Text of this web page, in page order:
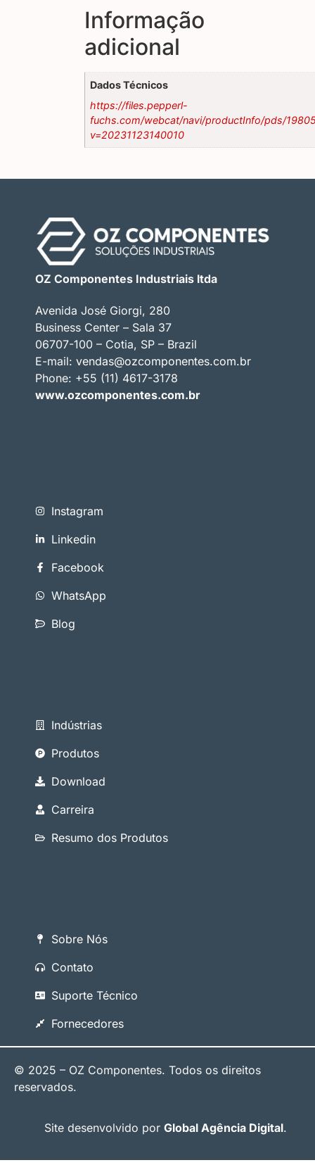
Informação
adicional
Dados Técnicos
https://files.pepperl-
fuchs.com/webcat/navi/productInfo/pds/
v=20231123140010
OZ Componentes Industriais ltda
Avenida José Giorgi, 280
Business Center – Sala 37
06707-100 – Cotia, SP – Brazil
E-mail: vendas@ozcomponentes.com.br
Phone: +55 (11) 4617-3178
www.ozcomponentes.com.br
Instagram
Linkedin
Facebook
WhatsApp
Blog
Indústrias
Produtos
Download
Carreira
Resumo dos Produtos
Sobre Nós
Contato
Suporte Técnico
Fornecedores
© 2025 – OZ Componentes. Todos os direitos
reservados.
Site desenvolvido por Global Agência Digital.